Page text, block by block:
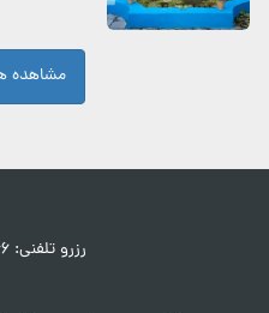
مشاهده
رزرو تلفنی: ۰۹۹۲۷۰۱۸۸۴۶